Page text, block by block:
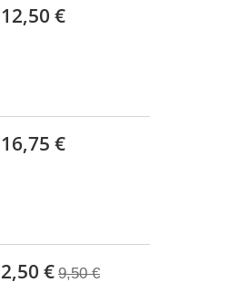
12,50 €
16,75 €
2,50 € 9,50 €